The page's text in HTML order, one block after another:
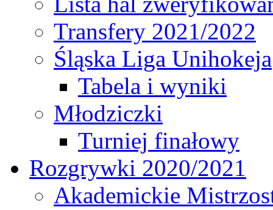
Transfery 2021/2022
Śląska Liga Unihokeja
Tabela i wyniki
Młodziczki
Turniej finałowy
Rozgrywki 2020/2021
Akademickie